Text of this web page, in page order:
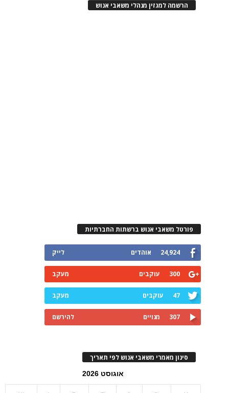
הרשמה למגזין מנהלי משאבי אנוש
פורטל משאבי אנוש ברשתות החברתיות
24,924 אוהדים לייק
300 עוקבים מעקב
47 עוקבים מעקב
307 מנויים להירשם
סינון מאמרי משאבי אנוש לפי תאריך
אוגוסט 2026